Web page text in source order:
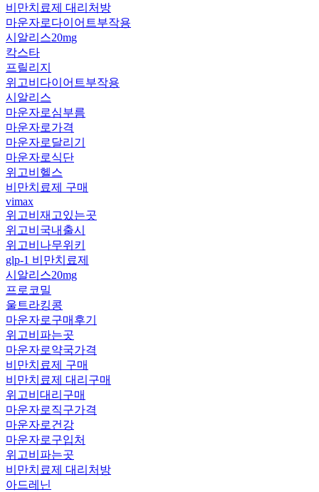
비만치료제 대리처방
마운자로다이어트부작용
시알리스20mg
칵스타
프릴리지
위고비다이어트부작용
시알리스
마운자로심부름
마운자로가격
마운자로달리기
마운자로식단
위고비헬스
비만치료제 구매
vimax
위고비재고있는곳
위고비국내출시
위고비나무위키
glp-1 비만치료제
시알리스20mg
프로코밀
울트라킹콩
마운자로구매후기
위고비파는곳
마운자로약국가격
비만치료제 구매
비만치료제 대리구매
위고비대리구매
마운자로직구가격
마운자로건강
마운자로구입처
위고비파는곳
비만치료제 대리처방
아드레닌